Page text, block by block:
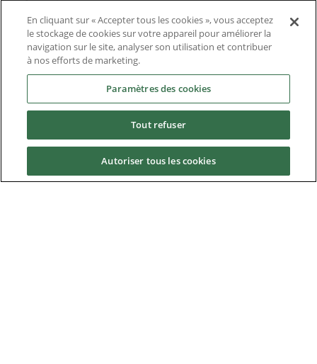
Evénements
Webinars
Téléchargements
Emplois
En cliquant sur « Accepter tous les cookies », vous acceptez
le stockage de cookies sur votre appareil pour améliorer la
navigation sur le site, analyser son utilisation et contribuer
à nos efforts de marketing.
Paramètres des cookies
Tout refuser
Autoriser tous les cookies